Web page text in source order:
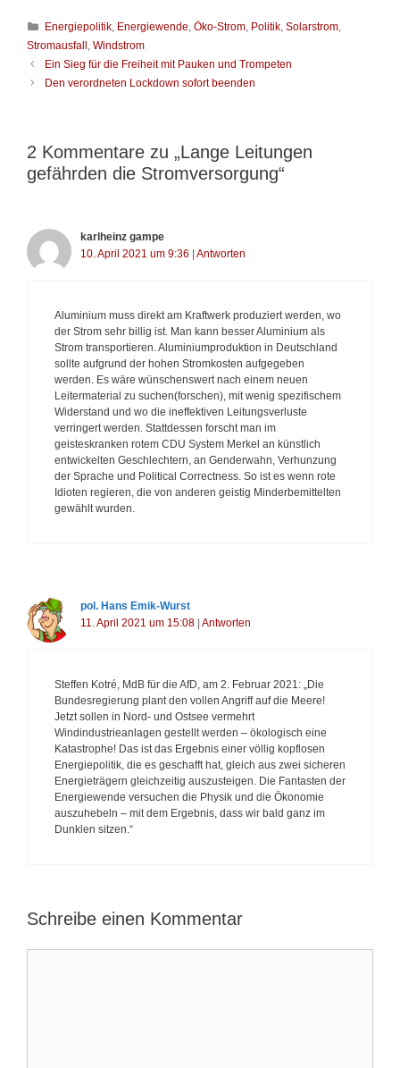
K
a
t
g
e
n
Energiepolitik, Energiewende,Öko-Strom, Politik,Solarstrom,
Stromausfall , Windstrom
B
e
a
g
s
v
i
Ein Sieg für die Freiheit mit Pauken und Trompeten
Den verordneten Lockdown sofort beenden
2 Kommentare zu „Lange Leitungen
gefährden die Stromversorgung“
karlheinz gampe
10. April 2021 um 9:36
Antworten
Aluminium muss direkt am Kraftwerk produziert werden, wo
der Strom sehr billig ist. Man kann besser Aluminium als
Strom transportieren. Aluminiumproduktion in Deutschland
sollte aufgrund der hohen Stromkosten aufgegeben
werden. Es wäre wünschenswert nach einem neuen
Leitermaterial zu suchen(forschen), mit wenig spezifischem
Widerstand und wo die ineffektiven Leitungsverluste
verringert werden. Stattdessen forscht man im
geisteskranken rotem CDU System Merkel an künstlich
entwickelten Geschlechtern, an Genderwahn, Verhunzung
der Sprache und Political Correctness. So ist es wenn rote
Idioten regieren, die von anderen geistig Minderbemittelten
gewählt wurden.
pol. Hans Emik-Wurst
11. April 2021 um 15:08 Antworten
Steffen Kotré, MdB für die AfD, am 2. Februar 2021: „Die
Bundesregierung plant den vollen Angriff auf die Meere!
Jetzt sollen in Nord- und Ostsee vermehrt
Windindustrieanlagen gestellt werden – ökologisch eine
Katastrophe! Das ist das Ergebnis einer völlig kopflosen
Energiepolitik, die es geschafft hat, gleich aus zwei sicheren
Energieträgern gleichzeitig auszusteigen. Die Fantasten der
Energiewende versuchen die Physik und die Ökonomie
auszuhebeln – mit dem Ergebnis, dass wir bald ganz im
Dunklen sitzen.“
Schreibe einen Kommentar